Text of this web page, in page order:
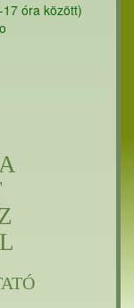
óra között)